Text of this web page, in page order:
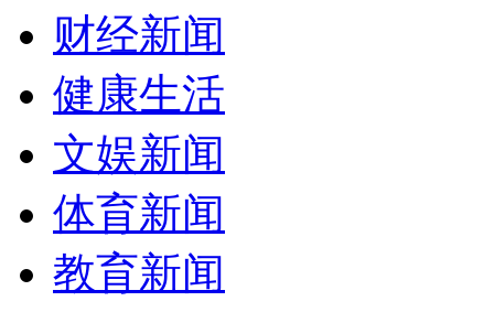
财经新闻
健康生活
文娱新闻
体育新闻
教育新闻